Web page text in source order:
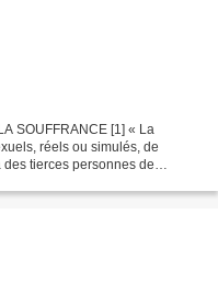
SOUFFRANCE [1] « La
réels ou simulés, de
des tierces personnes de